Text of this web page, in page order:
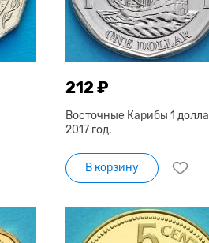
212 ₽
Восточные Карибы 1
2017 год.
В корзину